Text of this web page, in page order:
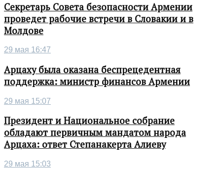
Секретарь Совета безопасности Армении
проведет рабочие встречи в Словакии и в
Молдове
29 мая 16:47
Арцаху была оказана беспрецедентная
поддержка: министр финансов Армении
29 мая 15:07
Президент и Национальное собрание
обладают первичным мандатом народа
Арцаха: ответ Степанакерта Алиеву
29 мая 15:03